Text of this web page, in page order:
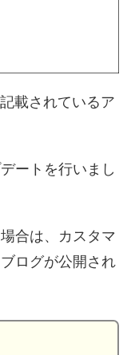
載されているア
ートを行いまし
合は、カスタマ
ログが公開され